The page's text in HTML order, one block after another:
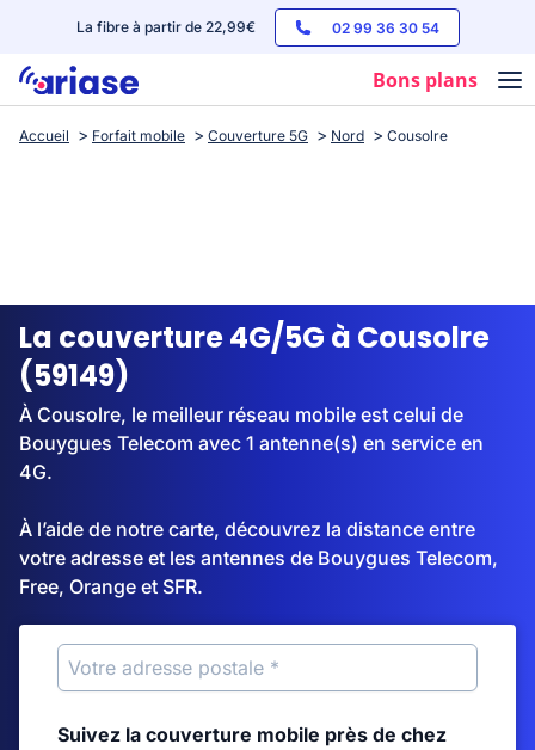
La fibre à partir de 22,99€ 02 99 36 30 54
Bons plans
Box internet
Streaming
Accueil Forfait mobile Couverture 5G Nord Cousolre
La couverture 4G/5G à Cousolre
(59149)
À Cousolre, le meilleur réseau mobile est celui de
Bouygues Telecom avec 1 antenne(s) en service en
4G.
À l’aide de notre carte, découvrez la distance entre
votre adresse et les antennes de Bouygues Telecom,
Free, Orange et SFR.
Suivez la couverture mobile près de chez